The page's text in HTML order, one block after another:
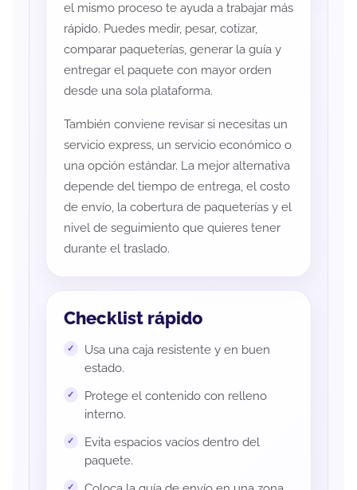
el mismo proceso te ayuda a trabajar más
rápido. Puedes medir, pesar, cotizar,
comparar paqueterías, generar la guía y
entregar el paquete con mayor orden
desde una sola plataforma.
También conviene revisar si necesitas un
servicio express, un servicio económico o
una opción estándar. La mejor alternativa
depende del tiempo de entrega, el costo
de envío, la cobertura de paqueterías y el
nivel de seguimiento que quieres tener
durante el traslado.
Checklist rápido
Usa una caja resistente y en buen
estado.
Protege el contenido con relleno
interno.
Evita espacios vacíos dentro del
paquete.